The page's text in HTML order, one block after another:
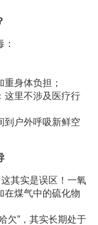
身体负担；
这里不涉及医疗行
到户外呼吸新鲜空
其实是误区！一氧
在煤气中的硫化物
欠”，其实长期处于